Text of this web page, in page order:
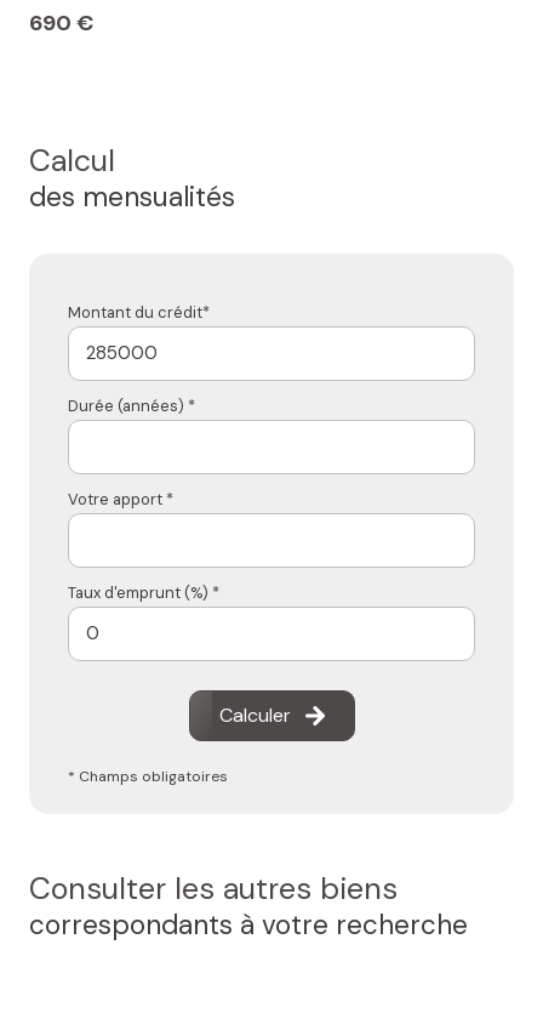
690 €
Calcul
des mensualités
Montant du crédit*
Durée (années) *
Votre apport *
Taux d'emprunt (%) *
Calculer
* Champs obligatoires
Consulter les autres biens
correspondants à votre recherche